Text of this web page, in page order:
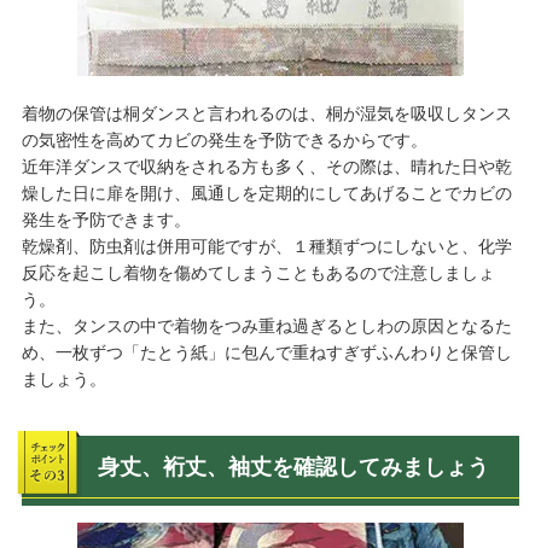
着物の保管は桐ダンスと言われるのは、桐が湿気を吸収しタンス
の気密性を高めてカビの発生を予防できるからです。
近年洋ダンスで収納をされる方も多く、その際は、晴れた日や乾
燥した日に扉を開け、風通しを定期的にしてあげることでカビの
発生を予防できます。
乾燥剤、防虫剤は併用可能ですが、１種類ずつにしないと、化学
反応を起こし着物を傷めてしまうこともあるので注意しましょ
う。
また、タンスの中で着物をつみ重ね過ぎるとしわの原因となるた
め、一枚ずつ「たとう紙」に包んで重ねすぎずふんわりと保管し
ましょう。
身丈、裄丈、袖丈を確認してみましょう